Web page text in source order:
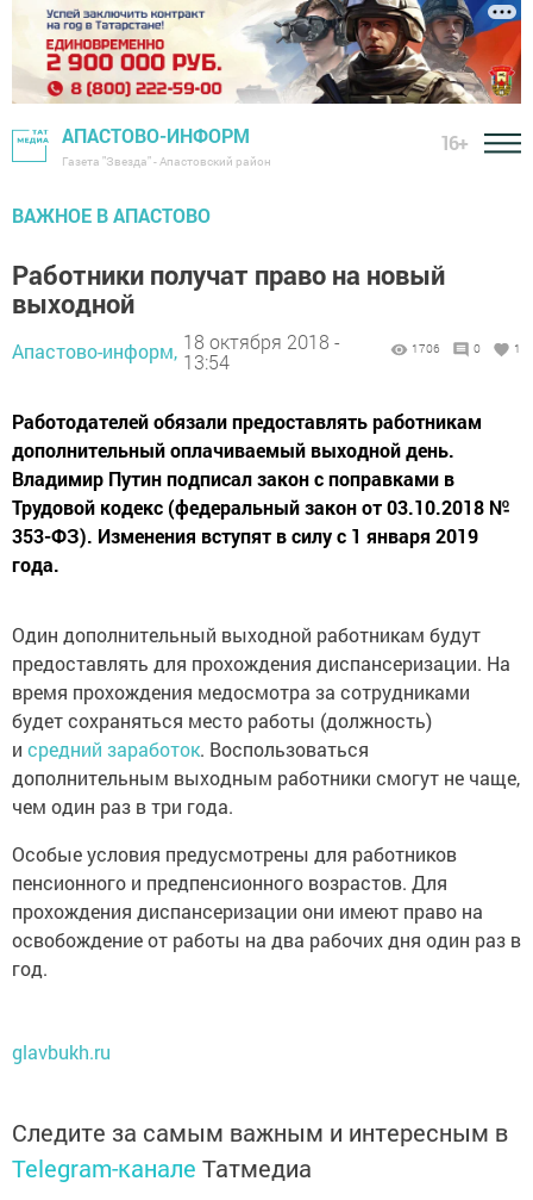
АПАСТОВО-ИНФОРМ
Газета "Звезда" - Апастовский район
16+
ВАЖНОЕ В АПАСТОВО
Работники получат право на новый
выходной
Апастово-информ, 18 октября 2018 -
13:54
1706 0 1
Работодателей обязали предоставлять работникам
дополнительный оплачиваемый выходной день.
Владимир Путин подписал закон с поправками в
Трудовой кодекс (федеральный закон от 03.10.2018 №
353-ФЗ). Изменения вступят в силу с 1 января 2019
года.
Один дополнительный выходной работникам будут
предоставлять для прохождения диспансеризации. На
время прохождения медосмотра за сотрудниками
будет сохраняться место работы (должность)
и средний заработок. Воспользоваться
дополнительным выходным работники смогут не чаще,
чем один раз в три года.
Особые условия предусмотрены для работников
пенсионного и предпенсионного возрастов. Для
прохождения диспансеризации они имеют право на
освобождение от работы на два рабочих дня один раз в
год.
glavbukh.ru
Следите за самым важным и интересным в
Telegram-канале Татмедиа